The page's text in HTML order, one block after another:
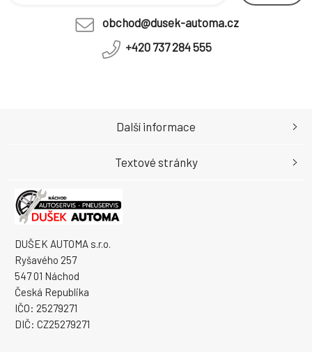
obchod@dusek-automa.cz
+420 737 284 555
DUŠEK AUTOMA s.r.o.
Ryšavého 257
547 01 Náchod
Česká Republika
IČO: 25279271
DIČ: CZ25279271
Další informace
Textové stránky